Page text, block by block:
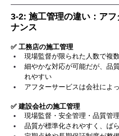
3-2: 施工管理の違い：ア
ナンス
✅ 工務店の施工管理
現場監督が限られた人数で複
細やかな対応が可能だが、品
れやすい
アフターサービスは会社によ
✅ 建設会社の施工管理
現場監督・安全管理・品質管
品質が標準化されやすく、ば